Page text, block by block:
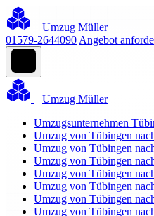
Umzug Müller
01579-2644090 Angebot
Umzug Müller
Umzugsunternehmen
Umzug von Tübingen
Umzug von Tübingen
Umzug von Tübingen
Umzug von Tübingen
Umzug von Tübingen
Umzug von Tübingen
Umzug von Tübingen